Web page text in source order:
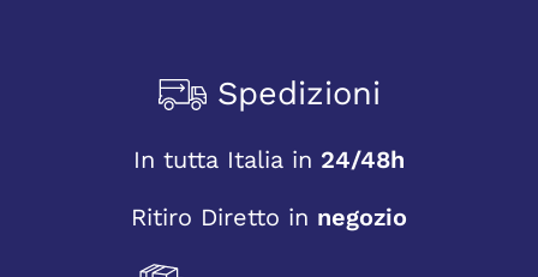
Spedizioni
In tutta Italia in 24/48h
Ritiro Diretto in negozio